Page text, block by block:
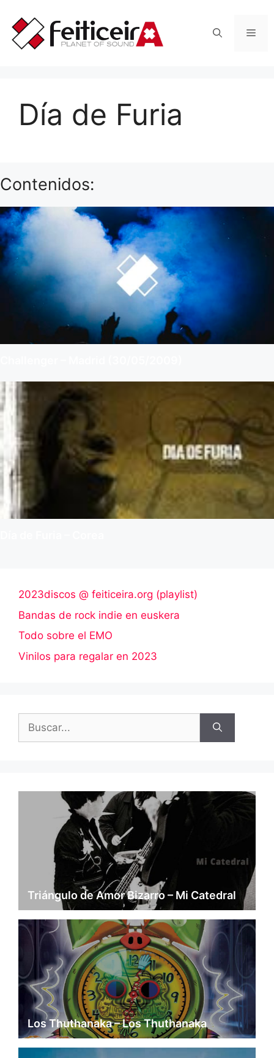
contenido
Día de Furia
Contenidos:
2023discos @ feiticeira.org (playlist)
Bandas de rock indie en euskera
Todo sobre el EMO
Vinilos para regalar en 2023
Triángulo de Amor Bizarro – Mi Catedral
Los Thuthanaka – Los Thuthanaka